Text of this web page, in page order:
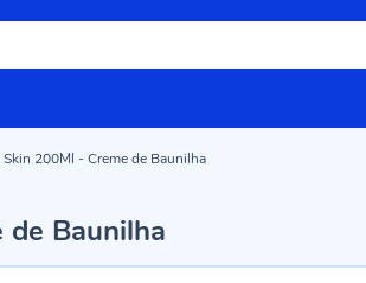
200Ml - Creme de Baunilha
Baunilha